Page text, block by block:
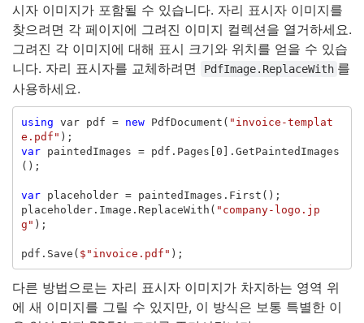
시자 이미지가 포함될 수 있습니다. 자리 표시자 이미지를
찾으려면 각 페이지에 그려진 이미지 컬렉션을 열거하세요.
그려진 각 이미지에 대해 표시 크기와 위치를 얻을 수 있습
니다. 자리 표시자를 교체하려면
PdfImage.ReplaceWith 를
사용하세요.
using var pdf = new PdfDocument ( "invoice-templat
e.pdf" );
var
paintedImages = pdf . Pages 0 ]. GetPaintedImages
();
var placeholder = paintedImages . First ();
placeholder. Image . ReplaceWith ( "company-logo.jp
g" );
pdf . Save ( $"invoice.pdf" );
다른 방법으로는 자리 표시자 이미지가 차지하는 영역 위
에 새 이미지를 그릴 수 있지만, 이 방식은 보통 특별한 이